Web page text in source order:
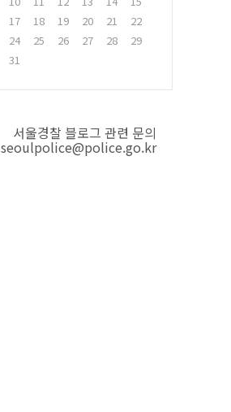
17 18 19 20 21
22
24 25 26 27 28
29
31
서울경찰 블로그 관련 문의
seoulpolice@police.go.kr